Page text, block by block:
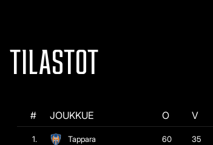
TILASTOT
# JOUKKUE O V
1. Tappara 60 35